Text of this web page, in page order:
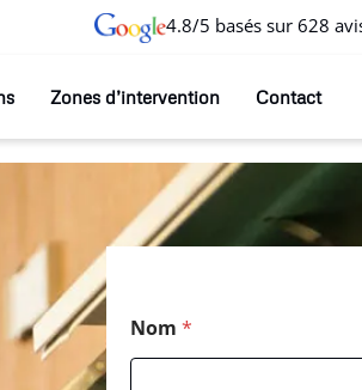
4.8/5 basés sur 628
Zones d’intervention Contact
Nom *